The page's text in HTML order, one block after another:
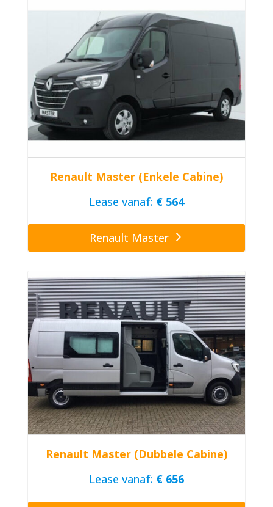
Renault Master (Enkele Cabine)
Lease vanaf: € 564
Renault Master
Renault Master (Dubbele Cabine)
Lease vanaf: € 656